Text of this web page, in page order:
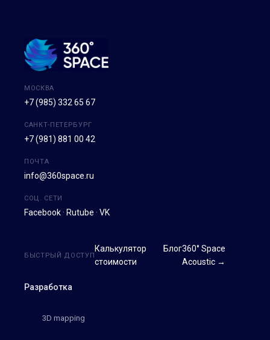
МОСКВА
+7 (985) 332 65 67
САНКТ-ПЕТЕРБУРГ
+7 (981) 881 00 42
ПОЧТА
info@360space.ru
СОЦ. СЕТИ
Facebook · Rutube · VK
Разработка
3D mapping
БЫСТРЫЙ ДОСТУП
Калькулятор
стоимости
Блог360° Space
Acoustic →